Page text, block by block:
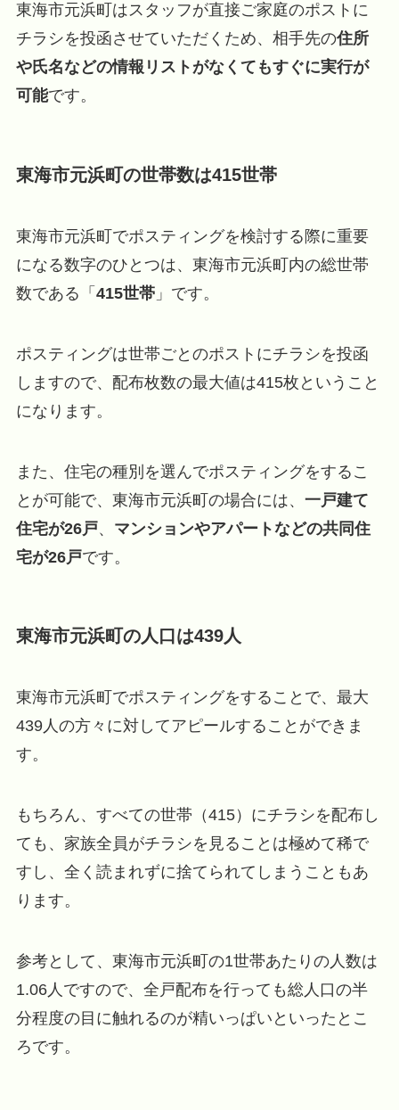
東海市元浜町はスタッフが直接ご家庭のポストに
チラシを投函させていただくため、相手先の住所
や氏名などの情報リストがなくてもすぐに実行が
可能です。
東海市元浜町の世帯数は415世帯
東海市元浜町でポスティングを検討する際に重要
になる数字のひとつは、東海市元浜町内の総世帯
数である「 415世帯」です。
ポスティングは世帯ごとのポストにチラシを投函
しますので、配布枚数の最大値は415枚ということ
になります。
また、住宅の種別を選んでポスティングをするこ
とが可能で、東海市元浜町の場合には、 一戸建て
住宅が26戸、 マンションやアパートなどの共同住
宅が26戸です。
東海市元浜町の人口は439人
東海市元浜町でポスティングをすることで、最大
439人の方々に対してアピールすることができま
す。
もちろん、すべての世帯（415）にチラシを配布し
ても、家族全員がチラシを見ることは極めて稀で
すし、全く読まれずに捨てられてしまうこともあ
ります。
参考として、東海市元浜町の1世帯あたりの人数は
1.06人ですので、全戸配布を行っても総人口の半
分程度の目に触れるのが精いっぱいといったとこ
ろです。